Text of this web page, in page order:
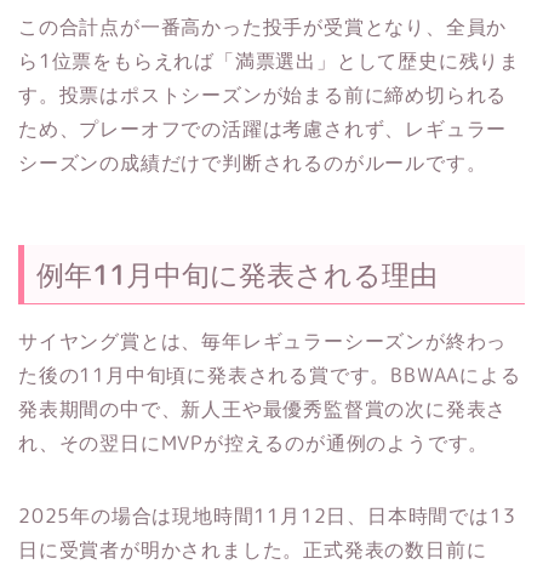
この合計点が一番高かった投手が受賞となり、全員か
ら1位票をもらえれば「満票選出」として歴史に残りま
す。投票はポストシーズンが始まる前に締め切られる
ため、プレーオフでの活躍は考慮されず、レギュラー
シーズンの成績だけで判断されるのがルールです。
例年11月中旬に発表される理由
サイヤング賞とは、毎年レギュラーシーズンが終わっ
た後の11月中旬頃に発表される賞です。BBWAAによる
発表期間の中で、新人王や最優秀監督賞の次に発表さ
れ、その翌日にMVPが控えるのが通例のようです。
2025年の場合は現地時間11月12日、日本時間では13
日に受賞者が明かされました。正式発表の数日前に